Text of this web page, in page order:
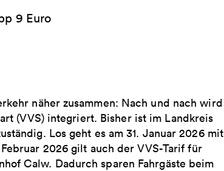
9 Euro
näher zusammen: Nach und nach wird
(VVS) integriert. Bisher ist im Landkreis
Los geht es am 31. Januar 2026 mit
2026 gilt auch der VVS-Tarif für
Calw. Dadurch sparen Fahrgäste beim